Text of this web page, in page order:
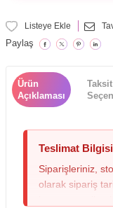
Listeye Ekle
Paylaş
Ürün
Açıklaması
Taksit
Teslimat
Siparişleriniz,
olarak sipariş